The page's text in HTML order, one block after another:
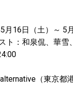
月16日（土）～ 5
ト：和泉侃、華
（東京都